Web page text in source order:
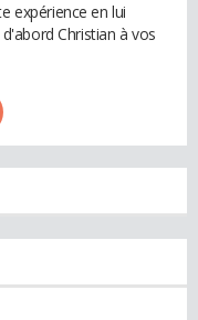
expérience en lui
Christian à vos